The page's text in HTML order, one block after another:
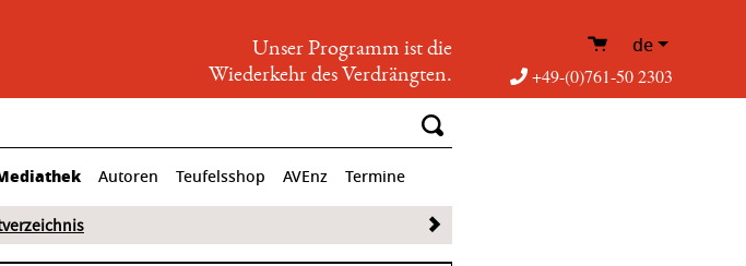
Unser Programm ist die
Wiederkehr des Verdrängten.
de
+49-(0)761-50 2303
Autoren Teufelsshop AVEnz Termine